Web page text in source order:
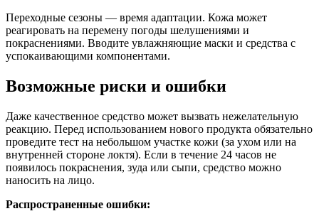
Переходные сезоны — время адаптации. Кожа может
реагировать на перемену погоды шелушениями и
покраснениями. Вводите увлажняющие маски и средства с
успокаивающими компонентами.
Возможные риски и ошибки
Даже качественное средство может вызвать нежелательную
реакцию. Перед использованием нового продукта обязательно
проведите тест на небольшом участке кожи (за ухом или на
внутренней стороне локтя). Если в течение 24 часов не
появилось покраснения, зуда или сыпи, средство можно
наносить на лицо.
Распространенные ошибки: